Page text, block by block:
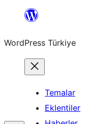
İçeriğe
WordPress Türkiye
Temalar
Eklentiler